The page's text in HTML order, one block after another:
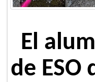
El
de ESO